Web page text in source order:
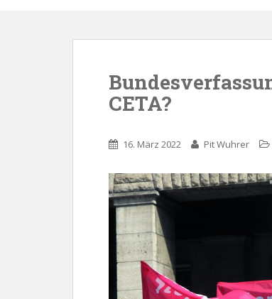
CETA?
16. März 2022 Pit Wuhrer